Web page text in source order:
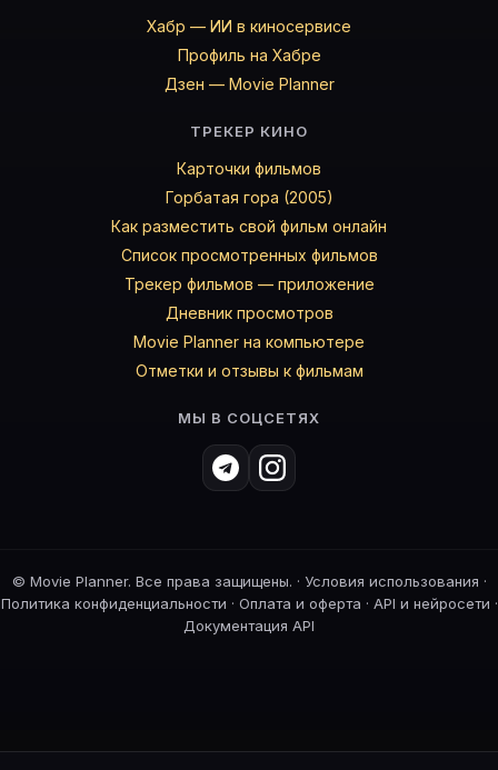
Хабр — ИИ в киносервисе
Профиль на Хабре
Дзен — Movie Planner
ТРЕКЕР КИНО
Карточки фильмов
Горбатая гора (2005)
Как разместить свой фильм онлайн
Список просмотренных фильмов
Трекер фильмов — приложение
Дневник просмотров
Movie Planner на компьютере
Отметки и отзывы к фильмам
МЫ В СОЦСЕТЯХ
© Movie Planner. Все права защищены. · Условия использования ·
Политика конфиденциальности · Оплата и оферта · API и нейросети ·
Документация API